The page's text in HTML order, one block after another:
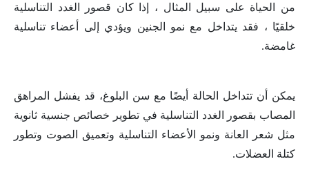
من الحياة على سبيل المثال ، إذا كان قصور الغدد التناسلية
خلقيًا ، فقد يتداخل مع نمو الجنين ويؤدي إلى أعضاء تناسلية
غامضة.
يمكن أن تتداخل الحالة أيضًا مع سن البلوغ، قد يفشل المراهق
المصاب بقصور الغدد التناسلية في تطوير خصائص جنسية ثانوية
مثل شعر العانة ونمو الأعضاء التناسلية وتعميق الصوت وتطور
كتلة العضلات.